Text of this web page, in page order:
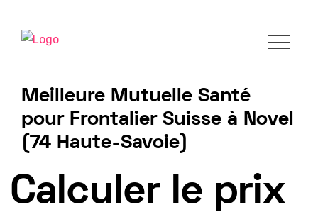
Meilleure Mutuelle Santé
pour Frontalier Suisse à Novel
(74 Haute-Savoie)
Tarif mutuelle Frontalier 2025
Calculer le prix